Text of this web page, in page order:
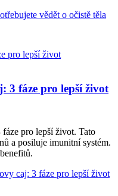
vědět o očistě těla
3 fáze pro lepší život
pro lepší život. Tato
a posiluje imunitní systém.
caj: 3 fáze pro lepší život